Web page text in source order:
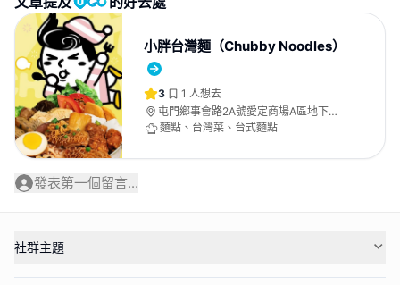
小胖台灣麵（Chubby Noodles）
3 1 人想去
屯門鄉事會路2A號愛定商場A區地下
A122號舖
麵點、台灣菜、台式麵點
發表第一個留言...
社群主題